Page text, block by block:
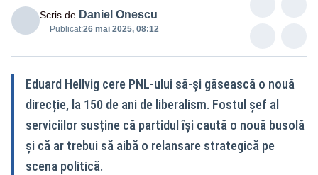
Scris de Daniel Onescu
Publicat:26 mai 2025, 08:12
Eduard Hellvig cere PNL-ului să-și găsească o nouă
direcție, la 150 de ani de liberalism. Fostul șef al
serviciilor susține că partidul își caută o nouă busolă
și că ar trebui să aibă o relansare strategică pe
scena politică.